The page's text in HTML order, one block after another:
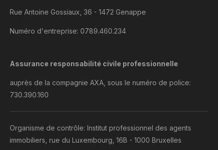
Rue Antoine Gossiaux, 36 - 1472 Genappe
Numéro d'entreprise: 0789.460.234
Assurance responsabilité civile professionnelle
auprès de la compagnie AXA, sous le numéro de police:
730.390.160
Organisme de contrôle: Institut professionnel des agents
immobiliers, rue du Luxembourg, 16B - 1000 Bruxelles